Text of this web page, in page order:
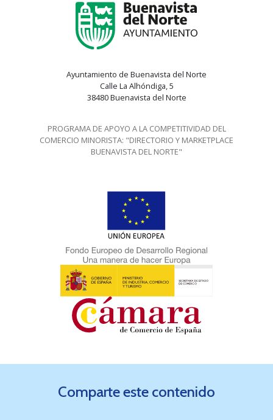
Ayuntamiento de Buenavista del Norte
Calle La Alhóndiga, 5
38480 Buenavista del Norte
PROGRAMA DE APOYO A LA COMPETITIVIDAD DEL
COMERCIO MINORISTA: "DIRECTORIO Y MARKETPLACE
BUENAVISTA DEL NORTE"
Comparte este contenido